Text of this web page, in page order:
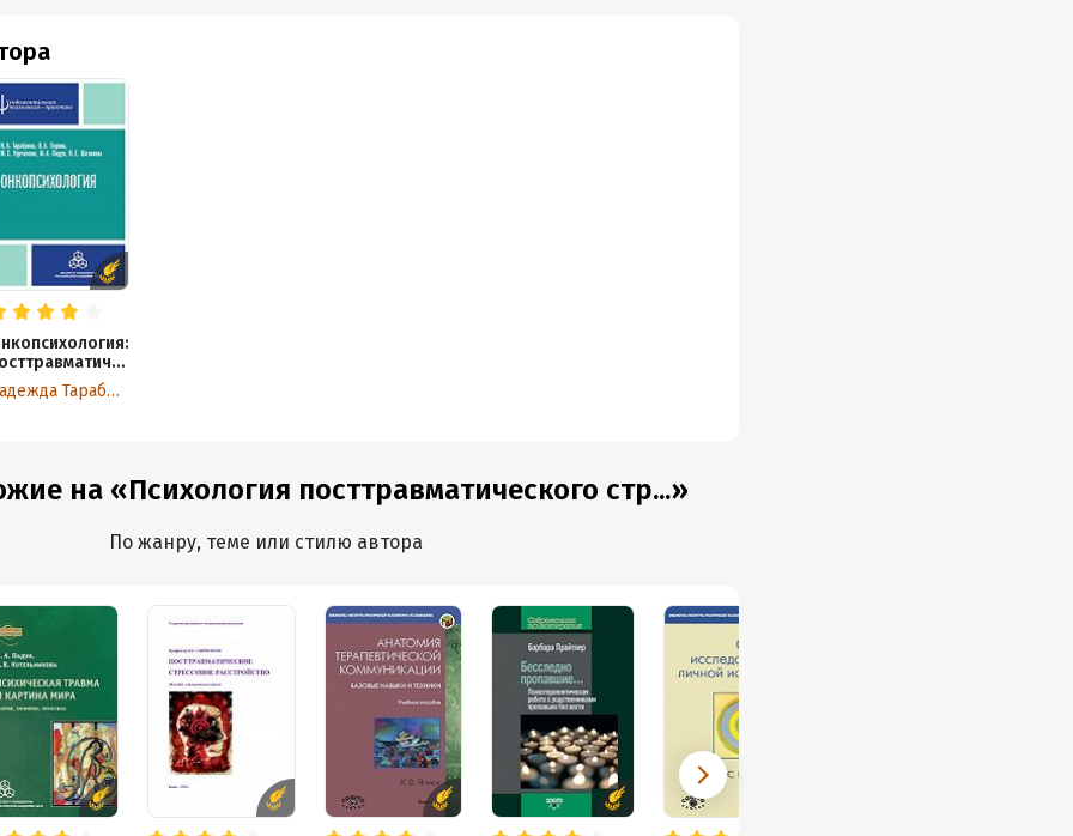
стресс у
ракомНадежда Тарабрина
на «Психология посттравматического стр...»
По жанру, теме или стилю автора